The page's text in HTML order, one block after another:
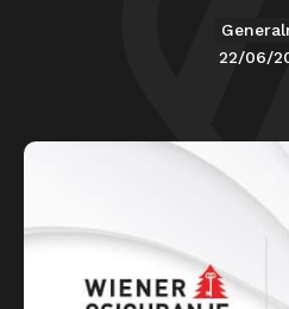
22/06/